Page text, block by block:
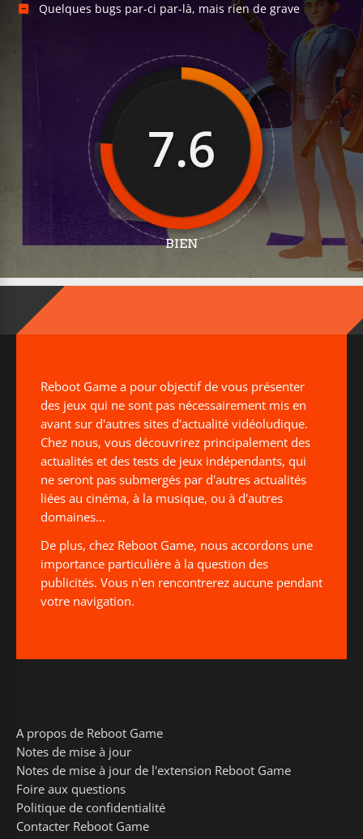
Quelques bugs par-ci par-là, mais rien de grave
7.6
BIEN
Reboot Game a pour objectif de vous présenter
des jeux qui ne sont pas nécessairement mis en
avant sur d'autres sites d'actualité vidéoludique.
Chez nous, vous découvrirez principalement des
actualités et des tests de jeux indépendants, qui
ne seront pas submergés par d'autres actualités
liées au cinéma, à la musique, ou à d'autres
domaines...
De plus, chez Reboot Game, nous accordons une
importance particulière à la question des
publicités. Vous n'en rencontrerez aucune pendant
votre navigation.
A propos de Reboot Game
Notes de mise à jour
Notes de mise à jour de l'extension Reboot Game
Foire aux questions
Politique de confidentialité
Contacter Reboot Game